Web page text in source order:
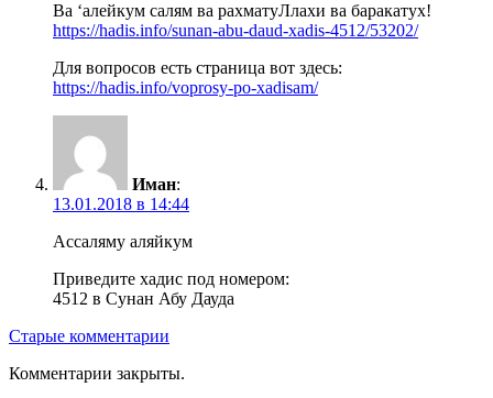
Ва ‘алейкум салям ва рахматуЛлахи ва баракатух!
https://hadis.info/sunan-abu-daud-xadis-4512/53202/
Для вопросов есть страница вот здесь:
https://hadis.info/voprosy-po-xadisam/
Иман:
13.01.2018 в 14:44
Ассаляму аляйкум
Приведите хадис под номером:
4512 в Сунан Абу Дауда
Навигация
комментариям
Старые комментарии
Комментарии закрыты.